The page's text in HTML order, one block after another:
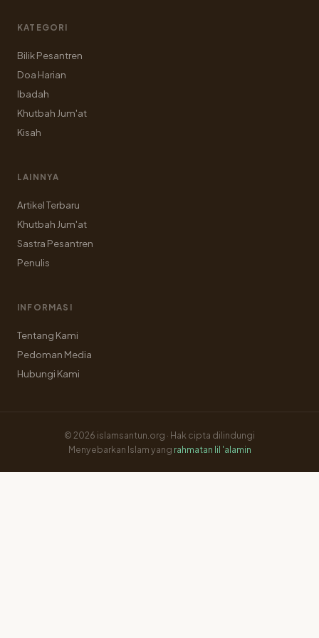
KATEGORI
Bilik Pesantren
Doa Harian
Ibadah
Khutbah Jum'at
Kisah
LAINNYA
Artikel Terbaru
Khutbah Jum'at
Sastra Pesantren
Penulis
INFORMASI
Tentang Kami
Pedoman Media
Hubungi Kami
© 2026 islamsantun.org · Hak cipta dilindungi
Menyebarkan Islam yang rahmatan lil 'alamin